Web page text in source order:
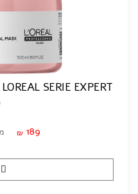
₪ 189